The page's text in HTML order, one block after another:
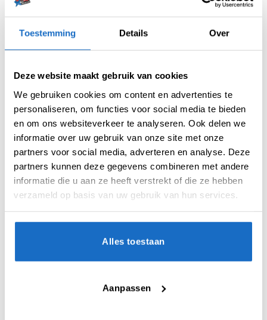
Toestemming Details Over
Deze website maakt gebruik van cookies
We gebruiken cookies om content en advertenties te
personaliseren, om functies voor social media te bieden
en om ons websiteverkeer te analyseren. Ook delen we
informatie over uw gebruik van onze site met onze
partners voor social media, adverteren en analyse. Deze
partners kunnen deze gegevens combineren met andere
informatie die u aan ze heeft verstrekt of die ze hebben
verzameld op basis van uw gebruik van hun services.
Alles toestaan
Aanpassen
AANVULLENDE INFORMATIE
BEOORDELINGEN (0)
Medium,In Between
Aqua